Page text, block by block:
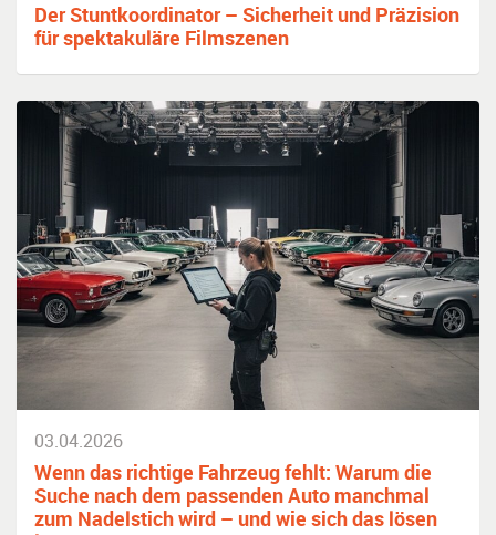
Der Stuntkoordinator – Sicherheit und Präzision
für spektakuläre Filmszenen
03.04.2026
Wenn das richtige Fahrzeug fehlt: Warum die
Suche nach dem passenden Auto manchmal
zum Nadelstich wird – und wie sich das lösen